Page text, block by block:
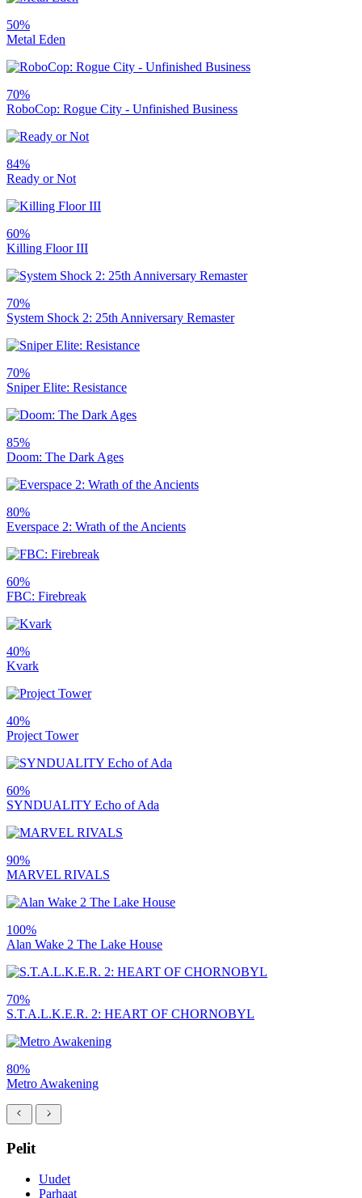
50%
Metal Eden
70%
RoboCop: Rogue City - Unfinished Business
84%
Ready or Not
60%
Killing Floor III
70%
System Shock 2: 25th Anniversary Remaster
70%
Sniper Elite: Resistance
85%
Doom: The Dark Ages
80%
Everspace 2: Wrath of the Ancients
60%
FBC: Firebreak
40%
Kvark
40%
Project Tower
60%
SYNDUALITY Echo of Ada
90%
MARVEL RIVALS
100%
Alan Wake 2 The Lake House
70%
S.T.A.L.K.E.R. 2: HEART OF CHORNOBYL
80%
Metro Awakening
Pelit
Uudet
Parhaat